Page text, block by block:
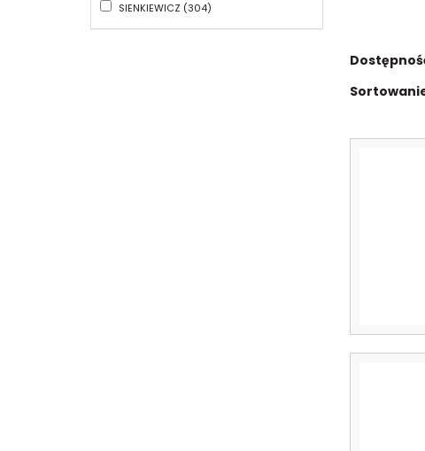
SIENKIEWICZ (304)